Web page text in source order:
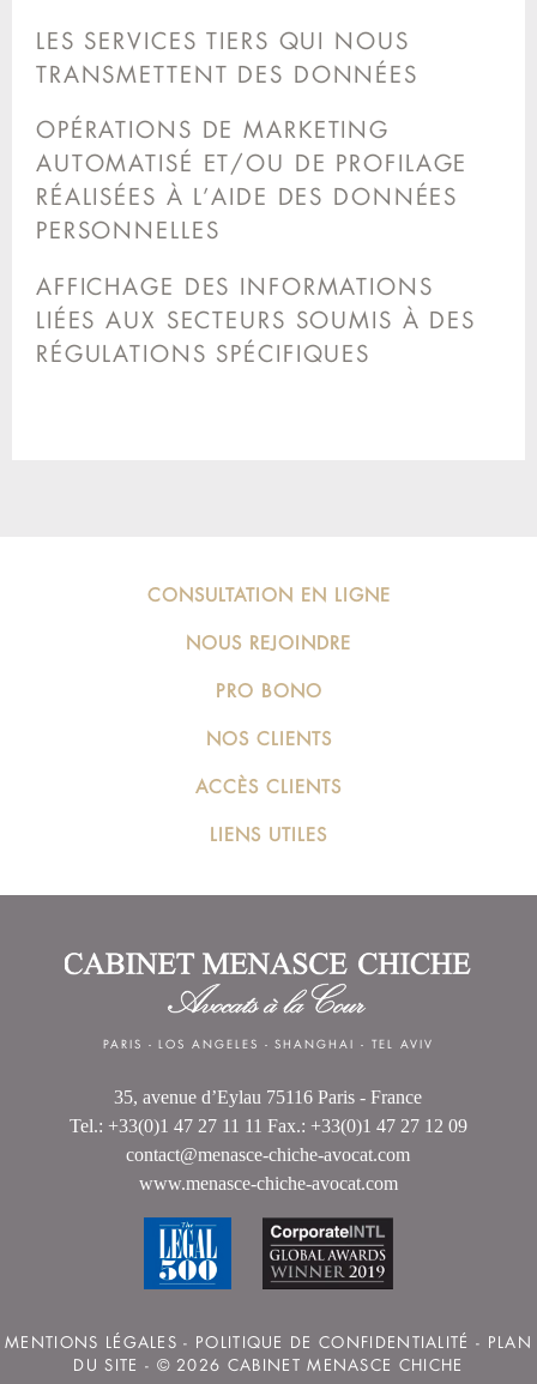
LES SERVICES TIERS QUI NOUS
TRANSMETTENT DES DONNÉES
OPÉRATIONS DE MARKETING
AUTOMATISÉ ET/OU DE PROFILAGE
RÉALISÉES À L’AIDE DES DONNÉES
PERSONNELLES
AFFICHAGE DES INFORMATIONS
LIÉES AUX SECTEURS SOUMIS À DES
RÉGULATIONS SPÉCIFIQUES
CONSULTATION EN LIGNE
NOUS REJOINDRE
PRO BONO
NOS CLIENTS
ACCÈS CLIENTS
LIENS UTILES
PARIS -LOS ANGELES -SHANGHAI - TEL AVIV
35, avenue d’Eylau 75116 Paris - France
Tel.: +33(0)1 47 27 11 11 Fax.: +33(0)1 47 27 12 09
contact@menasce-chiche-avocat.com
www.menasce-chiche-avocat.com
MENTIONS LÉGALES - POLITIQUE DE CONFIDENTIALITÉ - PLAN
DU SITE - © 2026 CABINET MENASCE CHICHE